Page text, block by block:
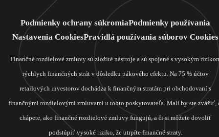
Podmienky ochrany súkromiaPodmienky používania
Nastavenia CookiesPravidlá používania súborov Cookies
Finančné rozdielové zmluvy sú zložité nástroje a sú spojené s vysokým
rýchlych finančných strát v dôsledku pákového efektu. Na 75 % účtov
retailových investorov dochádza k finančným stratám pri obchodovaní s
finančnými rozdielovými zmluvami u tohto poskytovateľa. Mali by ste zvážiť,
chápete, ako finančné rozdielové zmluvy fungujú, a či si môžete dovoliť
podstúpiť vysoké riziko, že utrpíte finančné straty.